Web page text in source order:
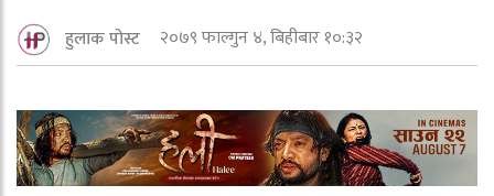
हुलाक पोस्ट २०७९ फाल्गुन ४, बिहीबार १०:३२